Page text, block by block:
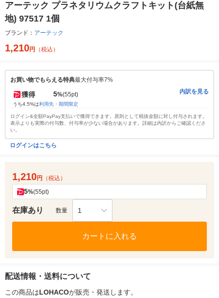
アーテック プラネタリウムクラフトキット(台紙無
地) 97517 1個
ブランド： アーテック
1,210円 （税込）
お買い物でもらえる特典最大付与率7%
獲得 5%(55pt)
うち4.5%は利用先・期間限定
内訳を見る
ログイン&全額PayPay支払いで獲得できます。原則として税抜金額に対し付与されます。
表示よりも実際の付与数、付与率が少ない場合があります。詳細は内訳からご確認くださ
い。
ログインはこちら
1,210円 （税込）
5%(55pt)
在庫あり 数量 1
カートに入れる
配送情報・送料について
この商品はLOHACOが販売・発送します。